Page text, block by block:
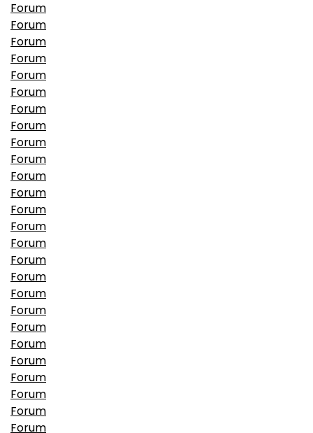
Forum
Forum
Forum
Forum
Forum
Forum
Forum
Forum
Forum
Forum
Forum
Forum
Forum
Forum
Forum
Forum
Forum
Forum
Forum
Forum
Forum
Forum
Forum
Forum
Forum
Forum